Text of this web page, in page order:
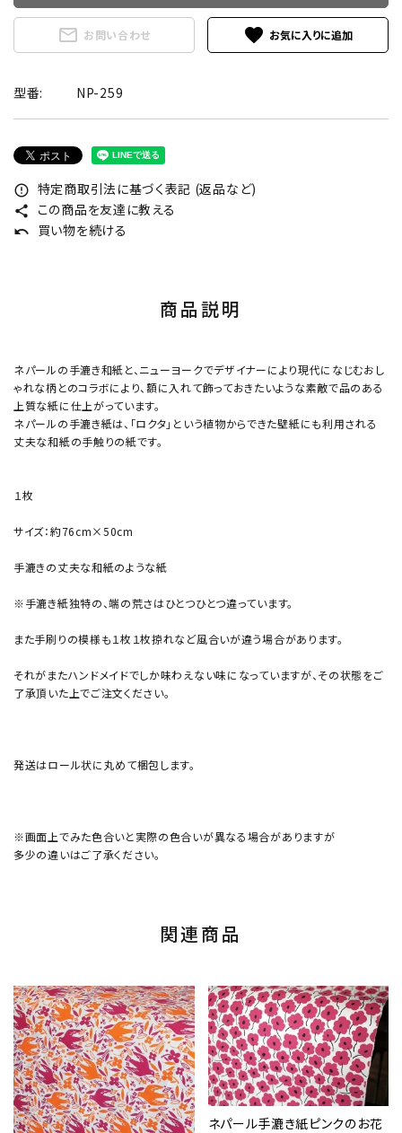
mail_outline お問い合わせ favorite
型番: NP-259
error_outline 特定商取引法に基づく表記 (返品など)
share この商品を友達に教える
undo 買い物を続ける
商品説明
ネパールの手漉き和紙と、ニューヨークでデザイナーにより現代になじむおし
ゃれな柄とのコラボにより、額に入れて飾っておきたいような素敵で品のある
上質な紙に仕上がっています。
ネパールの手漉き紙は、「ロクタ」という植物からできた壁紙にも利用される
丈夫な和紙の手触りの紙です。
１枚
サイズ：約76cm×50cm
手漉きの丈夫な和紙のような紙
※手漉き紙独特の、端の荒さはひとつひとつ違っています。
また手刷りの模様も１枚１枚掠れなど風合いが違う場合があります。
それがまたハンドメイドでしか味わえない味になっていますが、その状態をご
了承頂いた上でご注文ください。
発送はロール状に丸めて梱包します。
※画面上でみた色合いと実際の色合いが異なる場合がありますが
多少の違いはご了承ください。
関連商品
ネパール手漉き紙ピンクのお花